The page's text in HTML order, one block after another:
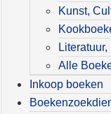
Kunst,
Alle
Inkoop boeken